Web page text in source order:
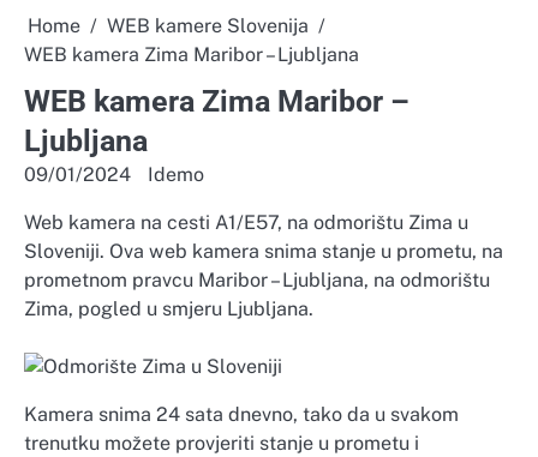
Home
WEB kamere Slovenija
WEB kamera Zima Maribor – Ljubljana
WEB kamera Zima Maribor –
Ljubljana
09/01/2024 Idemo
Web kamera na cesti A1/E57, na odmorištu Zima u
Sloveniji. Ova web kamera snima stanje u prometu, na
prometnom pravcu Maribor – Ljubljana, na odmorištu
Zima, pogled u smjeru Ljubljana.
Kamera snima 24 sata dnevno, tako da u svakom
trenutku možete provjeriti stanje u prometu i